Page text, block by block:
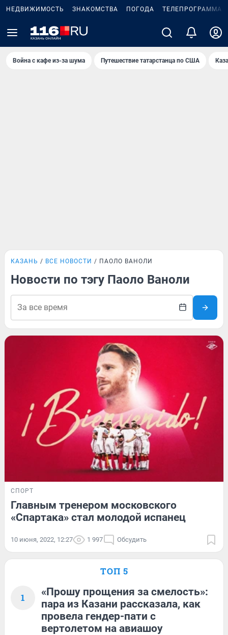
НЕДВИЖИМОСТЬ ЗНАКОМСТВА ПОГОДА ТЕЛЕПРОГРАММА
Война с кафе из-за шума Путешествие татарстанца по США
КАЗАНЬ ВСЕ НОВОСТИ ПАОЛО ВАНОЛИ
Новости по тэгу Паоло Ваноли
СПОРТ
Главным тренером московского
«Спартака» стал молодой испанец
10 июня, 2022, 12:27 1 997 Обсудить
ТОП 5
1
«Прошу прощения за смелость»:
пара из Казани рассказала, как
провела гендер-пати с
вертолетом на авиашоу